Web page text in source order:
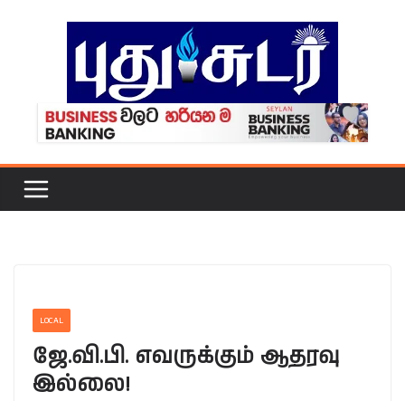
LOCAL
ஜே.வி.பி. எவருக்கும் ஆதரவு
இல்லை!